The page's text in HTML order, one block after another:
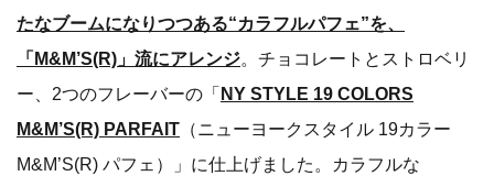
たなブームになりつつある“カラフルパフェ”を、
「M&M’S(R)」流にアレンジ。チョコレートとストロベリ
ー、2つのフレーバーの「NY STYLE 19 COLORS
M&M’S(R) PARFAIT （ニューヨークスタイル 19カラー
M&M’S(R) パフェ）」に仕上げました。カラフルな